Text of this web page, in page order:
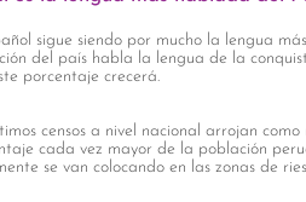
sigue siendo por mucho la lengua
del país habla la lengua de la
porcentaje crecerá.
censos a nivel nacional arrojan
cada vez mayor de la población
se van colocando en las zonas de